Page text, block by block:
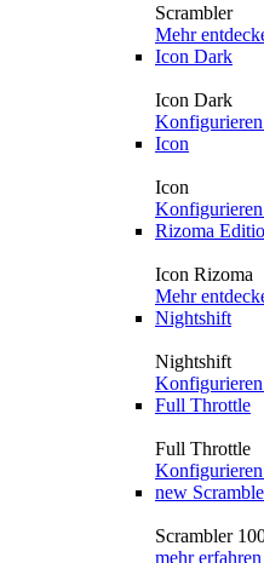
Scrambler
Mehr
Icon Dark
Icon Dark
Konfigurieren
Icon
Icon
Konfigurieren
Rizoma
Icon Rizoma
Mehr
Nightshift
Nightshift
Konfigurieren
Full Throttle
Full Throttle
Konfigurieren
new
Scrambler
mehr erfahren